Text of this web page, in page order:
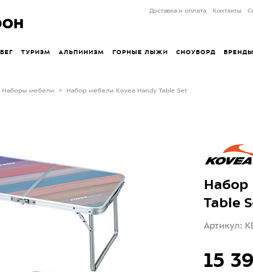
Доставка и оплата Контакты
БЕГ ТУРИЗМ АЛЬПИНИЗМ ГОРНЫЕ ЛЫЖИ СНОУБОРД БРЕНДЫ
Наборы мебели Набор мебели Kovea Handy Table Set
Набор
Table
Артикул:
15